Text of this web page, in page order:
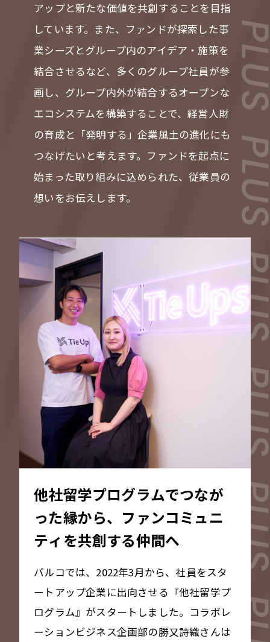
VIEW MORE
会社案内
IR情報
サステナビリティ
ニュース＆トピックス
採用情報
お問い合わせ
アップと新たな価値を共創することを目指
しています。また、ファンドが探索した事
業シーズとグループ内のアイデア・施策を
結合させるなど、多くのグループ社員が参
画し、グループ内外が結合するオープンな
エコシステムを構築することで、経営人財
の育成と「発明する」企業風土の進化にも
つなげたいと考えます。ファンドを起点に
始まった取り組みに込められた、従業員の
想いをお伝えします。
他社留学プログラムでつなが
った縁から、ファンコミュニ
ティを共創する仲間へ
パルコでは、2022年3月から、社員をスタ
ートアップ企業に出向させる『他社留学プ
ログラム』がスタートしました。コラボレ
ーションビジネス企画部の勝又詩織さんは